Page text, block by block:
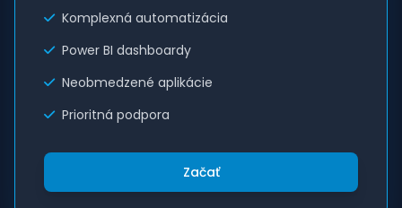
Komplexná automatizácia
Power BI dashboardy
Neobmedzené aplikácie
Prioritná podpora
Začať